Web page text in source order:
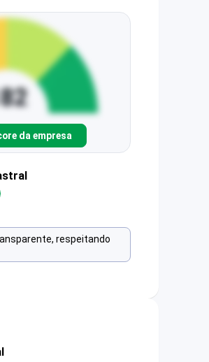
da empresa
respeitando